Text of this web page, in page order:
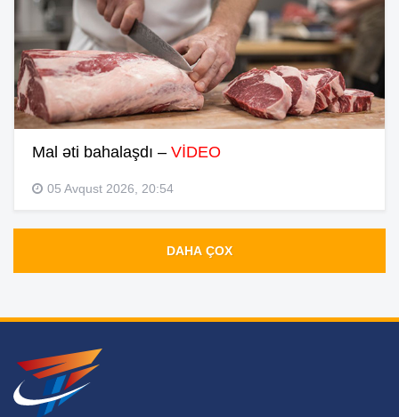
Mal əti bahalaşdı – VİDEO
05 Avqust 2026, 20:54
DAHA ÇOX